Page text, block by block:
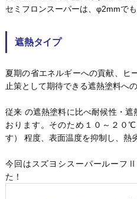
セミフロンスーパーは、φ2mmで
遮熱タイプ
夏期の省エネルギーへの貢献、ヒ
止策として期待できる遮熱塗料へ
従来 の遮熱塗料に比べ耐候性・
おります。そのため１０～２０
す） 程度、表面温度を抑制し、熱
今回はスズヨシスーパールーフ
た！